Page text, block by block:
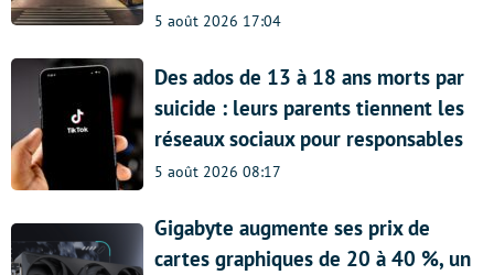
5 août 2026 17:04
Des ados de 13 à 18 ans morts par
suicide : leurs parents tiennent les
réseaux sociaux pour responsables
5 août 2026 08:17
Gigabyte augmente ses prix de
cartes graphiques de 20 à 40 %, un